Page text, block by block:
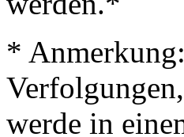
*
werde in